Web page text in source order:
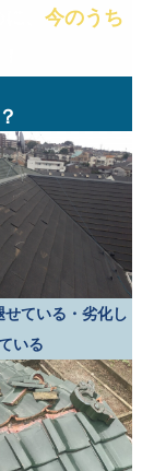
今のうち
せている・劣化し
いる